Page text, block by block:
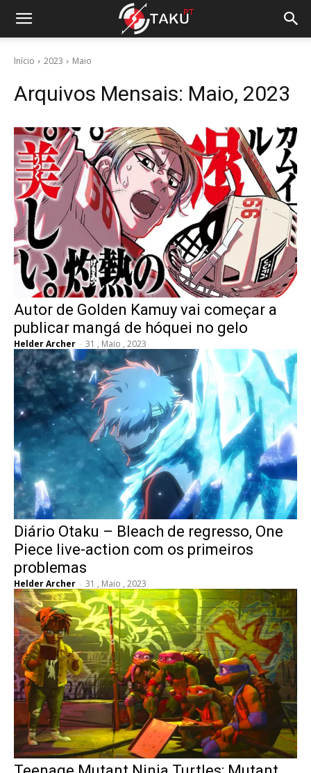
Início 2023 Maio
Arquivos Mensais: Maio, 2023
Autor de Golden Kamuy vai começar a
publicar mangá de hóquei no gelo
Helder Archer - 31 , Maio , 2023
Diário Otaku – Bleach de regresso, One
Piece live-action com os primeiros
problemas
Helder Archer - 31 , Maio , 2023